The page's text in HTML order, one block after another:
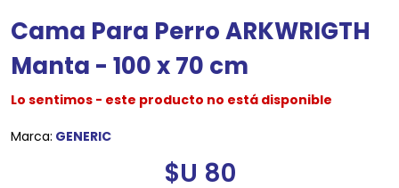
Cama Para Perro ARKWRIGTH
Manta - 100 x 70 cm
Lo sentimos - este producto no está disponible
Marca: GENERIC
$U 80